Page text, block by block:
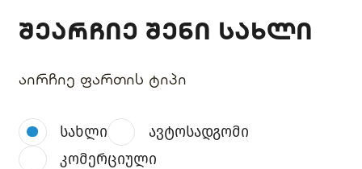
შეარჩიე შენი სახლი
აირჩიე ფართის ტიპი
სახლი
ავტოსადგომი
კომერციული